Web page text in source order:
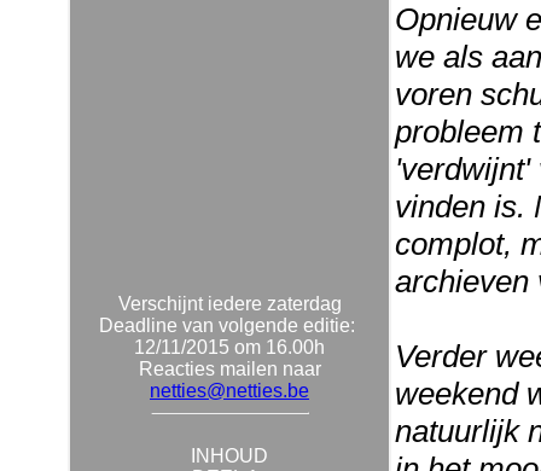
Verschijnt iedere zaterdag
Deadline van volgende editie:
12/11/2015 om 16.00h
Reacties mailen naar
netties@netties.be
INHOUD
Opnieuw
we als
voren
probleem
'verdwijnt'
vinden is.
complot,
archieven
Verder
weekend
natuurlijk